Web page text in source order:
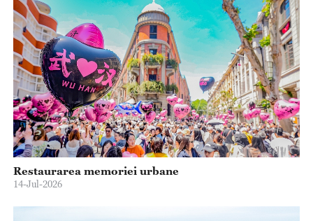
Restaurarea memoriei urbane
14-Jul-2026